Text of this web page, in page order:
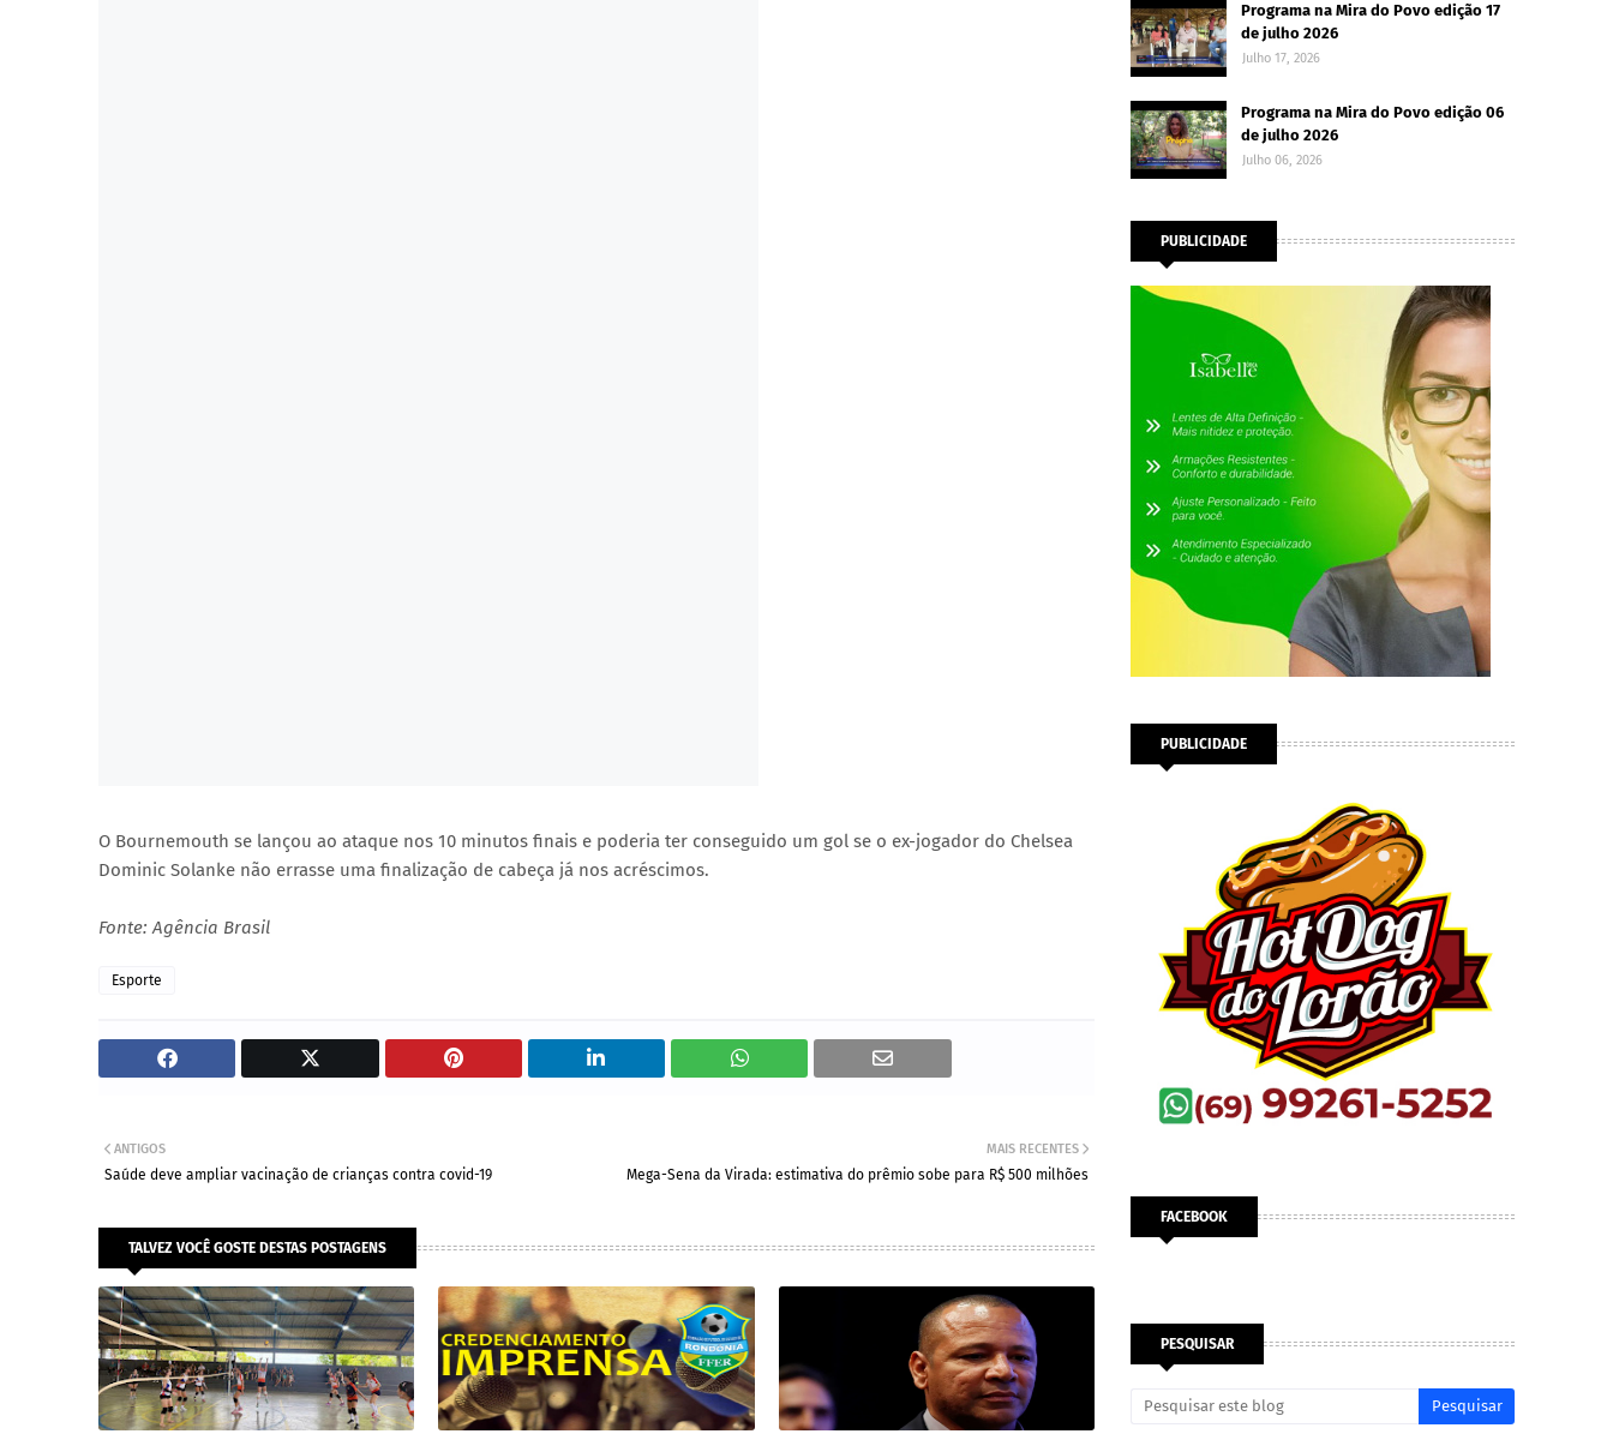
O Bournemouth se lançou ao ataque nos 10 minutos finais e poderia ter conseguido um gol se o ex-jogador do Chelsea
Dominic Solanke não errasse uma finalização de cabeça já nos acréscimos.
Fonte: Agência Brasil
Esporte
MAIS RECENTES
Mega-Sena da Virada: estimativa do prêmio sobe para R$ 500 milhões
ANTIGOS
Saúde deve ampliar vacinação de crianças contra covid-19
TALVEZ VOCÊ GOSTE DESTAS POSTAGENS
Programa na Mira do Povo edição 17
de julho 2026
Julho 17, 2026
Programa na Mira do Povo edição 06
de julho 2026
Julho 06, 2026
PUBLICIDADE
PUBLICIDADE
FACEBOOK
PESQUISAR